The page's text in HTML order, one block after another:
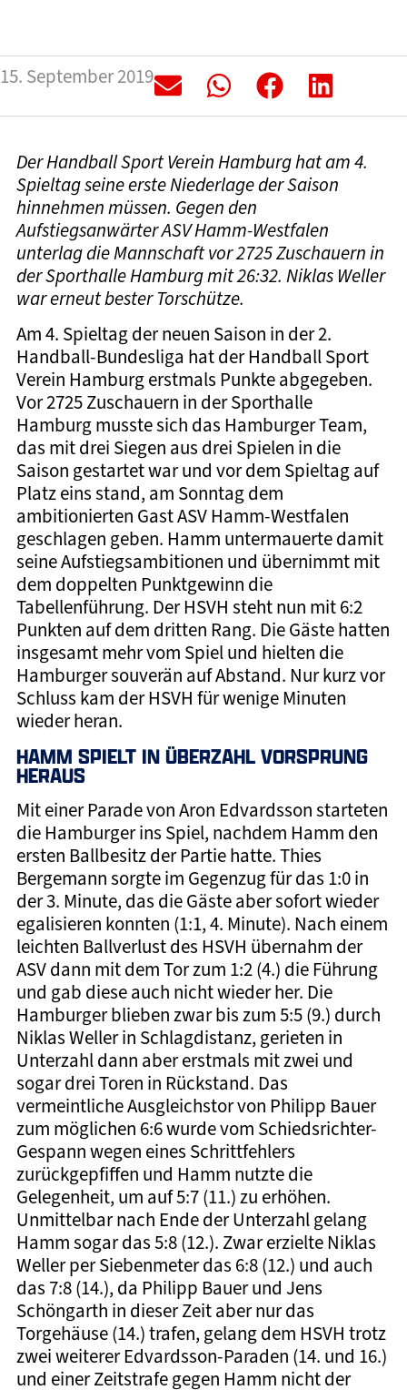
15. September 2019
Der Handball Sport Verein Hamburg hat am 4.
Spieltag seine erste Niederlage der Saison
hinnehmen müssen. Gegen den
Aufstiegsanwärter ASV Hamm-Westfalen
unterlag die Mannschaft vor 2725 Zuschauern in
der Sporthalle Hamburg mit 26:32. Niklas Weller
war erneut bester Torschütze.
Am 4. Spieltag der neuen Saison in der 2.
Handball-Bundesliga hat der Handball Sport
Verein Hamburg erstmals Punkte abgegeben.
Vor 2725 Zuschauern in der Sporthalle
Hamburg musste sich das Hamburger Team,
das mit drei Siegen aus drei Spielen in die
Saison gestartet war und vor dem Spieltag auf
Platz eins stand, am Sonntag dem
ambitionierten Gast ASV Hamm-Westfalen
geschlagen geben. Hamm untermauerte damit
seine Aufstiegsambitionen und übernimmt mit
dem doppelten Punktgewinn die
Tabellenführung. Der HSVH steht nun mit 6:2
Punkten auf dem dritten Rang. Die Gäste hatten
insgesamt mehr vom Spiel und hielten die
Hamburger souverän auf Abstand. Nur kurz vor
Schluss kam der HSVH für wenige Minuten
wieder heran.
HAMM SPIELT IN ÜBERZAHL VORSPRUNG
HERAUS
Mit einer Parade von Aron Edvardsson starteten
die Hamburger ins Spiel, nachdem Hamm den
ersten Ballbesitz der Partie hatte. Thies
Bergemann sorgte im Gegenzug für das 1:0 in
der 3. Minute, das die Gäste aber sofort wieder
egalisieren konnten (1:1, 4. Minute). Nach einem
leichten Ballverlust des HSVH übernahm der
ASV dann mit dem Tor zum 1:2 (4.) die Führung
und gab diese auch nicht wieder her. Die
Hamburger blieben zwar bis zum 5:5 (9.) durch
Niklas Weller in Schlagdistanz, gerieten in
Unterzahl dann aber erstmals mit zwei und
sogar drei Toren in Rückstand. Das
vermeintliche Ausgleichstor von Philipp Bauer
zum möglichen 6:6 wurde vom Schiedsrichter-
Gespann wegen eines Schrittfehlers
zurückgepfiffen und Hamm nutzte die
Gelegenheit, um auf 5:7 (11.) zu erhöhen.
Unmittelbar nach Ende der Unterzahl gelang
Hamm sogar das 5:8 (12.). Zwar erzielte Niklas
Weller per Siebenmeter das 6:8 (12.) und auch
das 7:8 (14.), da Philipp Bauer und Jens
Schöngarth in dieser Zeit aber nur das
Torgehäuse (14.) trafen, gelang dem HSVH trotz
zwei weiterer Edvardsson-Paraden (14. und 16.)
und einer Zeitstrafe gegen Hamm nicht der